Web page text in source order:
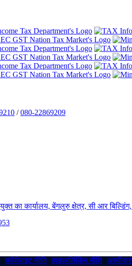
/080-22869209
का कार्यालय, बेंगलुरु क्षेत्र, सी आर
|कॉपीराइट नीति|हाइपरलिंकिंग नीति|